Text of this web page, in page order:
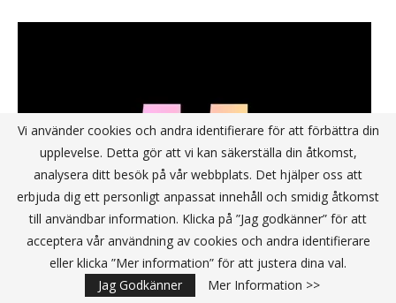
Vi använder cookies och andra identifierare för att förbättra din
upplevelse. Detta gör att vi kan säkerställa din åtkomst,
analysera ditt besök på vår webbplats. Det hjälper oss att
erbjuda dig ett personligt anpassat innehåll och smidig åtkomst
till användbar information. Klicka på ”Jag godkänner” för att
acceptera vår användning av cookies och andra identifierare
eller klicka ”Mer information” för att justera dina val.
Jag Godkänner
Mer Information >>